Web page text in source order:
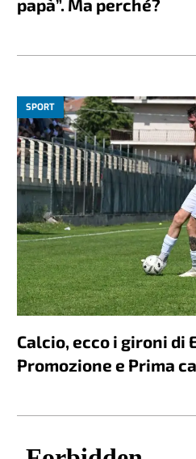
papà”. Ma perché?
SPORT
Calcio, ecco i gironi di
Promozione e Prima